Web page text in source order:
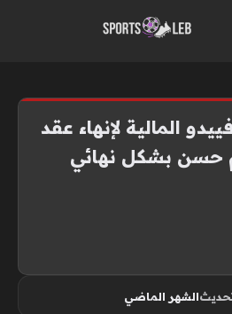
المالية لإنهاء عقد
حسن بشكل نهائي
الشهر الماضي